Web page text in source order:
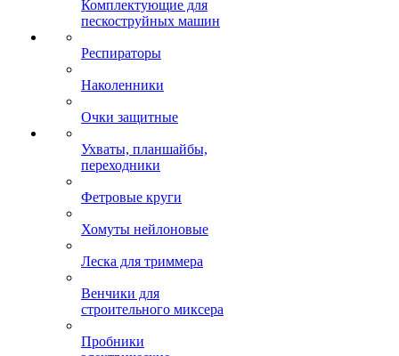
Комплектующие для
пескоструйных машин
Респираторы
Наколенники
Очки защитные
Ухваты, планшайбы,
переходники
Фетровые круги
Хомуты нейлоновые
Леска для триммера
Венчики для
строительного миксера
Пробники